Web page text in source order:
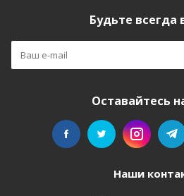
Будьте всегда
Оставайтесь
Наши